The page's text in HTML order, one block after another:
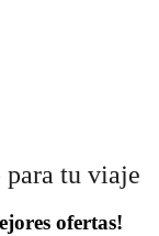
para tu viaje
ofertas!